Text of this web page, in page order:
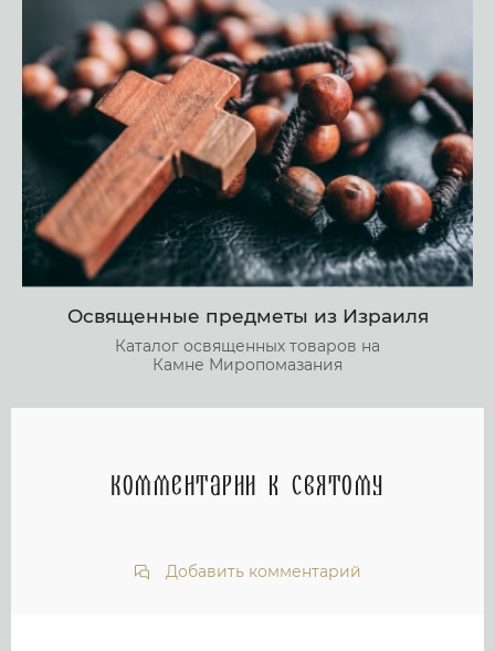
Освященные предметы из Израиля
Каталог освященных товаров на
Камне Миропомазания
Комментарии к святому
Добавить комментарий